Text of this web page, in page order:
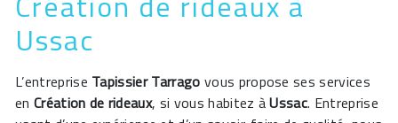
Ussac
L’entreprise Tapissier Tarrago vous propose ses services
en Création de rideaux, si vous habitez àUssac. Entreprise